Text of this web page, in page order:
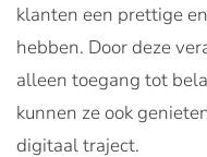
klanten een prettige
hebben. Door deze
alleen toegang tot
kunnen ze ook
digitaal traject.